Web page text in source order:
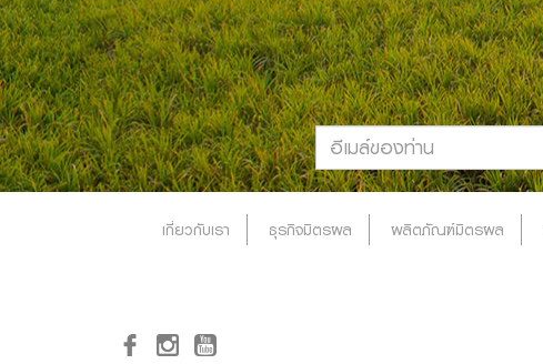
เกี่ยวกับเรา ธุรกิจมิตรผล ผลิตภัณฑ์มิตรผล